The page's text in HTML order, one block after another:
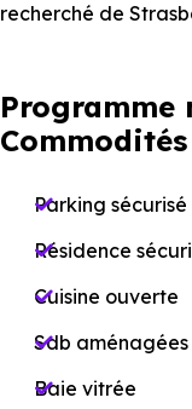
recherché de
Programme
Commodités
Parking sécurisé
Résidence
Cuisine ouverte
Sdb aménagées
Baie vitrée